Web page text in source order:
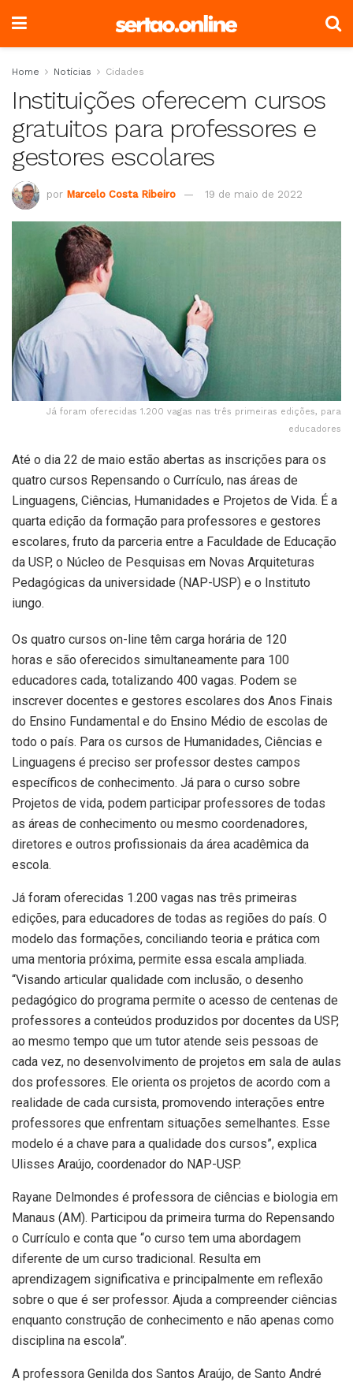
Home Notícias Cidades
Instituições oferecem cursos
gratuitos para professores e
gestores escolares
por Marcelo Costa Ribeiro 19 de maio de 2022
Já foram oferecidas 1.200 vagas nas três primeiras edições, para
educadores
Até o dia 22 de maio estão abertas as inscrições para os
quatro cursos Repensando o Currículo, nas áreas de
Linguagens, Ciências, Humanidades e Projetos de Vida. É a
quarta edição da formação para professores e gestores
escolares, fruto da parceria entre a Faculdade de Educação
da USP, o Núcleo de Pesquisas em Novas Arquiteturas
Pedagógicas da universidade (NAP-USP) e o Instituto
iungo.
Os quatro cursos on-line têm carga horária de 120
horas e são oferecidos simultaneamente para 100
educadores cada, totalizando 400 vagas. Podem se
inscrever docentes e gestores escolares dos Anos Finais
do Ensino Fundamental e do Ensino Médio de escolas de
todo o país. Para os cursos de Humanidades, Ciências e
Linguagens é preciso ser professor destes campos
específicos de conhecimento. Já para o curso sobre
Projetos de vida, podem participar professores de todas
as áreas de conhecimento ou mesmo coordenadores,
diretores e outros profissionais da área acadêmica da
escola.
Já foram oferecidas 1.200 vagas nas três primeiras
edições, para educadores de todas as regiões do país. O
modelo das formações, conciliando teoria e prática com
uma mentoria próxima, permite essa escala ampliada.
“Visando articular qualidade com inclusão, o desenho
pedagógico do programa permite o acesso de centenas de
professores a conteúdos produzidos por docentes da USP,
ao mesmo tempo que um tutor atende seis pessoas de
cada vez, no desenvolvimento de projetos em sala de aulas
dos professores. Ele orienta os projetos de acordo com a
realidade de cada cursista, promovendo interações entre
professores que enfrentam situações semelhantes. Esse
modelo é a chave para a qualidade dos cursos”, explica
Ulisses Araújo, coordenador do NAP-USP.
Rayane Delmondes é professora de ciências e biologia em
Manaus (AM). Participou da primeira turma do Repensando
o Currículo e conta que “o curso tem uma abordagem
diferente de um curso tradicional. Resulta em
aprendizagem significativa e principalmente em reflexão
sobre o que é ser professor. Ajuda a compreender ciências
enquanto construção de conhecimento e não apenas como
disciplina na escola”.
A professora Genilda dos Santos Araújo, de Santo André